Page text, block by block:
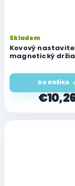
Kovový
magnetický
Skladem
DO KOŠÍKA